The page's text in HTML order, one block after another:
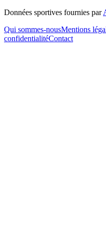
Données sportives fournies par
Qui sommes-nousMentions
confidentialitéContact